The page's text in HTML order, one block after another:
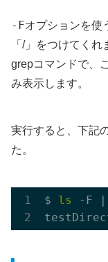
-Fオプションを使
「/」をつけてくれ
grepコマンドで、
み表示します。
実行すると、下記
た。
$ ls -F |